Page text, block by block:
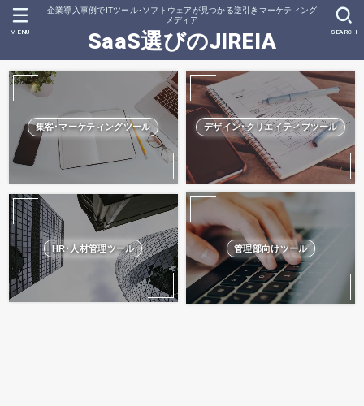
企業導入事例でITツール･ソフトウェアが見つかる逆引きマーケティング
メディア
SaaS選びのJIREIA SEARCH
MENU
集客･マーケティングツール デザイン･クリエイティブツール
HR･人材管理ツール 管理部向けツール